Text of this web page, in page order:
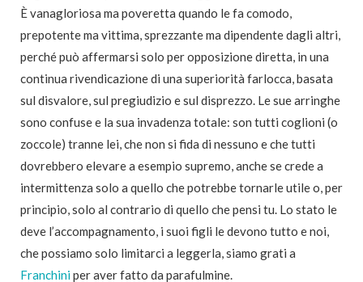
È vanagloriosa ma poveretta quando le fa comodo,
prepotente ma vittima, sprezzante ma dipendente dagli altri,
perché può affermarsi solo per opposizione diretta, in una
continua rivendicazione di una superiorità farlocca, basata
sul disvalore, sul pregiudizio e sul disprezzo. Le sue arringhe
sono confuse e la sua invadenza totale: son tutti coglioni (o
zoccole) tranne lei, che non si fida di nessuno e che tutti
dovrebbero elevare a esempio supremo, anche se crede a
intermittenza solo a quello che potrebbe tornarle utile o, per
principio, solo al contrario di quello che pensi tu. Lo stato le
deve l’accompagnamento, i suoi figli le devono tutto e noi,
che possiamo solo limitarci a leggerla, siamo grati a
Franchiniper aver fatto da parafulmine.